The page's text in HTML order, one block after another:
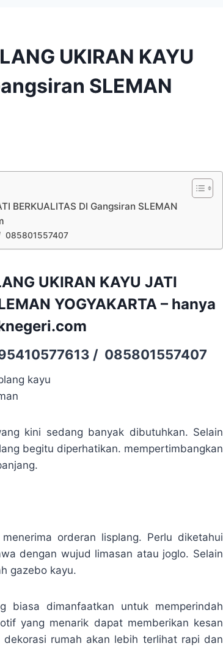
UKIRAN KAYU
SLEMAN
BERKUALITAS DI Gangsiran SLEMAN
085801557407
UKIRAN KAYU JATI
YOGYAKARTA – hanya
/ 085801557407
kini sedang banyak dibutuhkan. Selain
begitu diperhatikan. mempertimbangkan
orderan lisplang. Perlu diketahui
dengan wujud limasan atau joglo. Selain
gazebo kayu.
biasa dimanfaatkan untuk memperindah
yang menarik dapat memberikan kesan
rumah akan lebih terlihat rapi dan